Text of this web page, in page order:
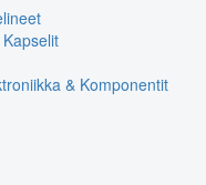
& Komponentit